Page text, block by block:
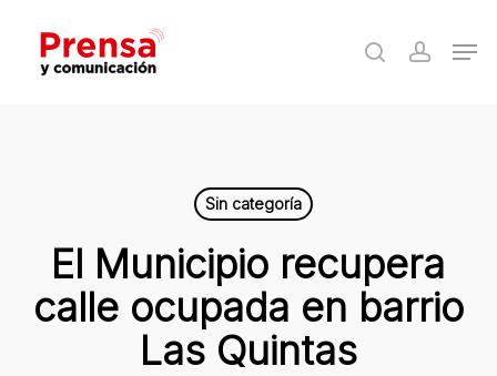
main
search
Sin categoría
El Municipio recupera
calle ocupada en barrio
Las Quintas